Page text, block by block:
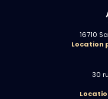
16710
Location
30